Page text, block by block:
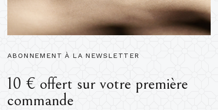
ABONNEMENT À LA NEWSLETTER
10 € offert sur votre première
commande